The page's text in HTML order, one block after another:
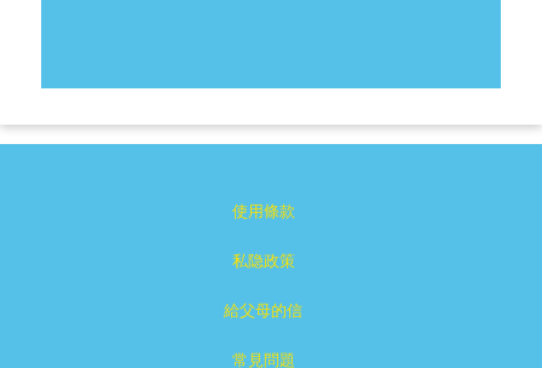
使用條款
私隐政策
給父母的信
常見問題